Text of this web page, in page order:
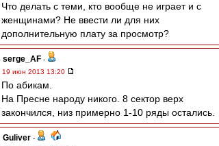
Что делать с теми, кто вообще не играет и с
женщинами? Не ввести ли для них
дополнительную плату за просмотр?
serge_AF -
19 июн 2013 13:20
По абикам.
На Пресне народу никого. 8 сектор верх
закончился, низ примерно 1-10 ряды остались.
Guliver -